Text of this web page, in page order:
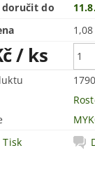
doručit do
/ ks
Tisk